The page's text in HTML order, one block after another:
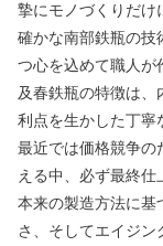
摯にモノづくりだけ
確かな南部鉄瓶の技
つ心を込めて職人が
及春鉄瓶の特徴は
利点を生かした丁寧
最近では価格競争の
える中、必ず最終仕
本来の製造方法に基
さ、そしてエイジン